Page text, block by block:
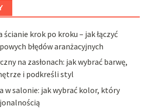
krok po kroku – jak łączyć
błędów aranżacyjnych
na zasłonach: jak wybrać barwę,
i podkreśli styl
w salonie: jak wybrać kolor, który